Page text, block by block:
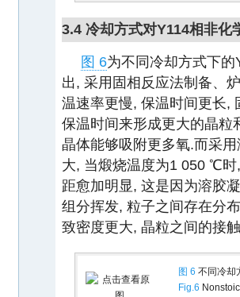
3.4 冷却方式对Y114相非化
图 6为不同冷却方式下
出, 采用固相反应法制备、
温速率更慢, 保温时间更长,
保温时间来形成更大的晶粒
晶体能够吸附更多氧.而采
大, 当煅烧温度为1 050 ℃
距愈加明显, 这是因为溶胶
组分挥发, 粒子之间存在分
致密度更大, 晶粒之间的接
图 6 不同冷却
Fig.6